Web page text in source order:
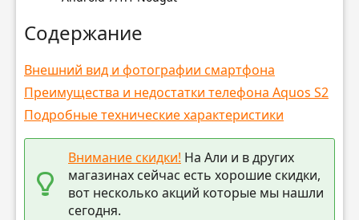
Содержание
Внешний вид и фотографии смартфона
Преимущества и недостатки телефона Aquos S2
Подробные технические характеристики
Внимание скидки! На Али и в других
магазинах сейчас есть хорошие скидки,
вот несколько акций которые мы нашли
сегодня.